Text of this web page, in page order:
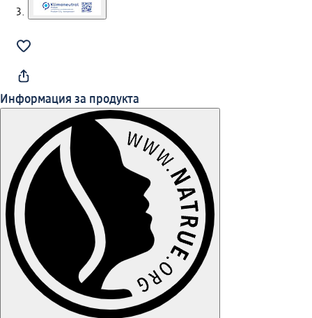
Информация за продукта